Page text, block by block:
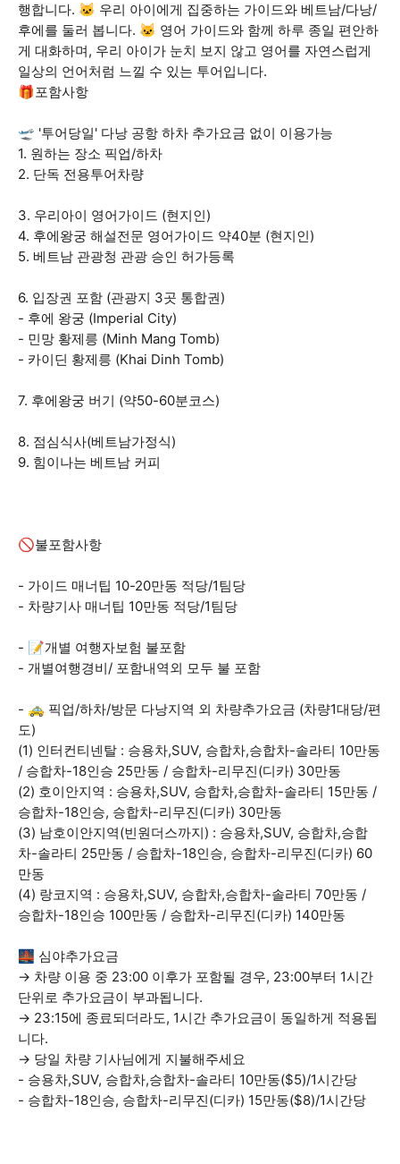
행합니다. 🐱 우리 아이에게 집중하는 가이드와 베트남/다낭/
후에를 둘러 봅니다. 🐱 영어 가이드와 함께 하루 종일 편안하
게 대화하며, 우리 아이가 눈치 보지 않고 영어를 자연스럽게
일상의 언어처럼 느낄 수 있는 투어입니다.
🎁포함사항
🛫 '투어당일' 다낭 공항 하차 추가요금 없이 이용가능
1. 원하는 장소 픽업/하차
2. 단독 전용투어차량
3. 우리아이 영어가이드 (현지인)
4. 후에왕궁 해설전문 영어가이드 약40분 (현지인)
5. 베트남 관광청 관광 승인 허가등록
6. 입장권 포함 (관광지 3곳 통합권)
- 후에 왕궁 (Imperial City)
- 민망 황제릉 (Minh Mang Tomb)
- 카이딘 황제릉 (Khai Dinh Tomb)
7. 후에왕궁 버기 (약50-60분코스)
8. 점심식사(베트남가정식)
9. 힘이나는 베트남 커피
🚫불포함사항
- 가이드 매너팁 10-20만동 적당/1팀당
- 차량기사 매너팁 10만동 적당/1팀당
- 📝개별 여행자보험 불포함
- 개별여행경비/ 포함내역외 모두 불 포함
- 🚕 픽업/하차/방문 다낭지역 외 차량추가요금 (차량1대당/편
도)
(1) 인터컨티넨탈 : 승용차,SUV, 승합차,승합차-솔라티 10만동
/ 승합차-18인승 25만동 / 승합차-리무진(디카) 30만동
(2) 호이안지역 : 승용차,SUV, 승합차,승합차-솔라티 15만동 /
승합차-18인승, 승합차-리무진(디카) 30만동
(3) 남호이안지역(빈원더스까지) : 승용차,SUV, 승합차,승합
차-솔라티 25만동 / 승합차-18인승, 승합차-리무진(디카) 60
만동
(4) 랑코지역 : 승용차,SUV, 승합차,승합차-솔라티 70만동 /
승합차-18인승 100만동 / 승합차-리무진(디카) 140만동
🌉 심야추가요금
→ 차량 이용 중 23:00 이후가 포함될 경우, 23:00부터 1시간
단위로 추가요금이 부과됩니다.
→ 23:15에 종료되더라도, 1시간 추가요금이 동일하게 적용됩
니다.
→ 당일 차량 기사님에게 지불해주세요
- 승용차,SUV, 승합차,승합차-솔라티 10만동($5)/1시간당
- 승합차-18인승, 승합차-리무진(디카) 15만동($8)/1시간당